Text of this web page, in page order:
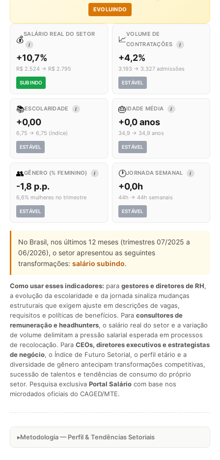
EVOLUINDO
💰
SALÁRIO REAL DO SETOR
I
+10,7%
R$ 2.524 → R$ 2.795
SUBINDO
📈
VOLUME DE
CONTRATAÇÕES
I
+4,2%
3.193 → 3.327 admissões
ESTÁVEL
📚ESCOLARIDADE I
+0,00
6,75 → 6,75 (índice)
ESTÁVEL
🎂IDADE MÉDIA I
+0,0 anos
34,9 → 34,9 anos
ESTÁVEL
👥GÊNERO (% FEMININO) I
-1,8 p.p.
6,6% mulheres no trimestre
ESTÁVEL
🕐JORNADA SEMANAL I
+0,0h
44h → 44h semanais
ESTÁVEL
No Brasil, nos últimos 12 meses (trimestres 07/2025 a
06/2026), o setor apresentou as seguintes
transformações: salário subindo.
Como usar esses indicadores: para gestores e diretores de RH,
a evolução da escolaridade e da jornada sinaliza mudanças
estruturais que exigem ajuste em descrições de vagas,
requisitos e políticas de benefícios. Para consultores de
remuneração e headhunters, o salário real do setor e a variação
de volume delimitam a pressão salarial esperada em processos
de recolocação. Para CEOs, diretores executivos e estrategistas
de negócio, o Índice de Futuro Setorial, o perfil etário e a
diversidade de gênero antecipam transformações competitivas,
sucessão de talentos e tendências de consumo do próprio
setor. Pesquisa exclusiva Portal Salário com base nos
microdados oficiais do CAGED/MTE.
Metodologia — Perfil & Tendências Setoriais